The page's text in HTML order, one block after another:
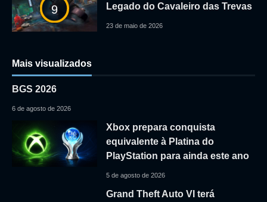
9
Legado do Cavaleiro das Trevas
23 de maio de 2026
Mais visualizados
BGS 2026
6 de agosto de 2026
Xbox prepara conquista
equivalente à Platina do
PlayStation para ainda este ano
5 de agosto de 2026
Grand Theft Auto VI terá